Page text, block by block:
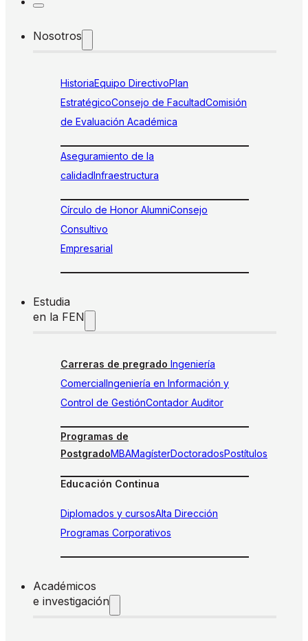
Nosotros
HistoriaEquipo DirectivoPlan
EstratégicoConsejo de FacultadComisión
de Evaluación Académica
Aseguramiento de la
calidadInfraestructura
Círculo de Honor AlumniConsejo
Consultivo
Empresarial
Estudia
en la FEN
Carreras de pregrado Ingeniería
ComercialIngeniería en Información y
Control de GestiónContador Auditor
Programas de
PostgradoMBAMagísterDoctoradosPostítulos
Educación Continua
Diplomados y cursosAlta Dirección
Programas Corporativos
Académicos
e investigación